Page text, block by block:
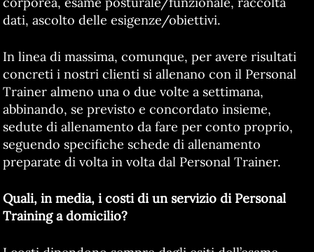
dati, ascolto delle esigenze/obiettivi.
In linea di massima, comunque, per avere risultati
concreti i nostri clienti si allenano con il Personal
Trainer almeno una o due volte a settimana,
abbinando, se previsto e concordato insieme,
sedute di allenamento da fare per conto proprio,
seguendo specifiche schede di allenamento
preparate di volta in volta dal Personal Trainer.
Quali, in media, i costi di un servizio di Personal
Training a domicilio?